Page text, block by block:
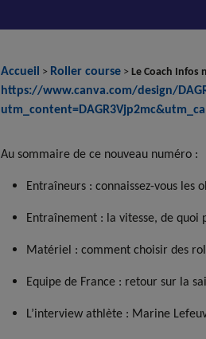
Accueil > Roller course >Le Coach Infos
https://www.canva.com/design/
Au sommaire de ce nouveau numéro :
Entraîneurs : connaissez-vous les
Entraînement : la vitesse, de quoi
Matériel : comment choisir des
Equipe de France : retour sur la
L’interview athlète : Marine